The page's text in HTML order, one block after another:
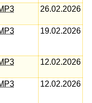
26.02.2026
19.02.2026
12.02.2026
12.02.2026